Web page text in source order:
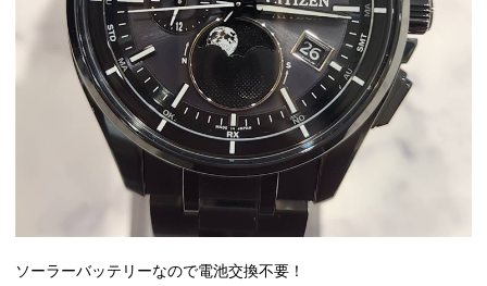
ソーラーバッテリーなので電池交換不要！